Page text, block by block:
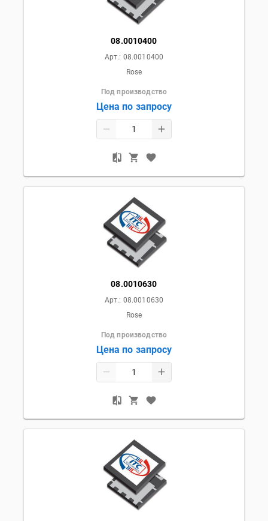
08.0010400
Арт.: 08.0010400
Rose
Под производство
Цена по запросу
08.0010630
Арт.: 08.0010630
Rose
Под производство
Цена по запросу